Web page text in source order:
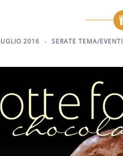
2016 SERATE TEMA/EVENTI